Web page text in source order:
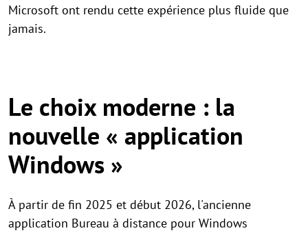
Microsoft ont rendu cette expérience plus fluide que
jamais.
Le choix moderne : la
nouvelle « application
Windows »
À partir de fin 2025 et début 2026, l'ancienne
application Bureau à distance pour Windows